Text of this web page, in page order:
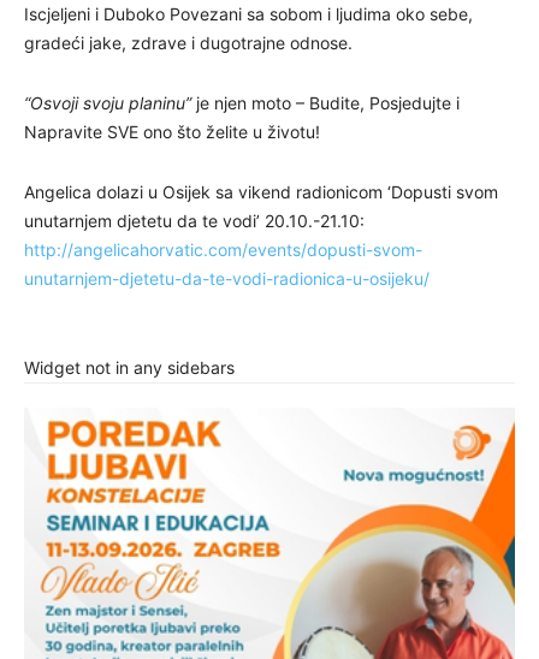
Iscjeljeni i Duboko Povezani sa sobom i ljudima oko sebe,
gradeći jake, zdrave i dugotrajne odnose.
“Osvoji svoju planinu”je njen moto – Budite, Posjedujte i
Napravite SVE ono što želite u životu!
Angelica dolazi u Osijek sa vikend radionicom ‘Dopusti svom
unutarnjem djetetu da te vodi’ 20.10.-21.10:
http://angelicahorvatic.com/events/dopusti-svom-
unutarnjem-djetetu-da-te-vodi-radionica-u-osijeku/
Widget not in any sidebars